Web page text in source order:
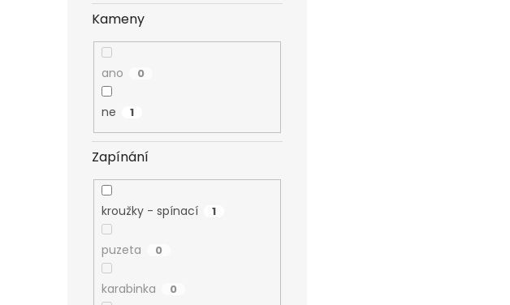
Kameny
ano 0
ne 1
Zapínání
kroužky - spínací 1
puzeta 0
karabinka 0